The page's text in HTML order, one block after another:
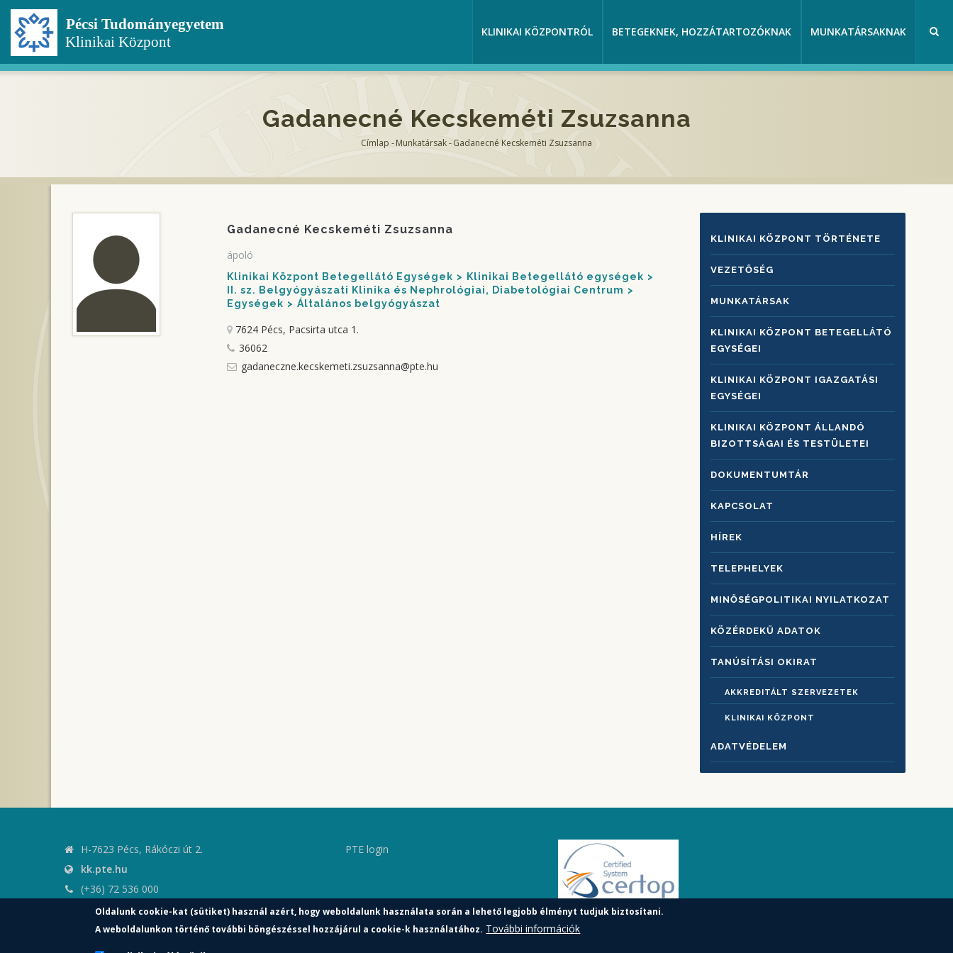
Ugrás
tartalomra
KLINIKAI KÖZPONTRÓL BETEGEKNEK, HOZZÁTARTOZÓKNAK MUNKATÁRSAKNAK
Gadanecné Kecskeméti Zsuzsanna
Címlap -Munkatársak-Gadanecné Kecskeméti Zsuzsanna
Gadanecné Kecskeméti Zsuzsanna
ápoló
Klinikai Központ Betegellátó Egységek
Klinikai Betegellátó egységek
II. sz. Belgyógyászati Klinika és Nephrológiai, Diabetológiai Centrum
Egységek
Általános belgyógyászat
7624 Pécs, Pacsirta utca 1.
36062
gadaneczne.kecskemeti.zsuzsanna@pte.hu
KLINIKAI
KÖZPONTRÓL
KLINIKAI KÖZPONT TÖRTÉNETE
VEZETŐSÉG
MUNKATÁRSAK
KLINIKAI KÖZPONT BETEGELLÁTÓ
EGYSÉGEI
KLINIKAI KÖZPONT IGAZGATÁSI
EGYSÉGEI
KLINIKAI KÖZPONT ÁLLANDÓ
BIZOTTSÁGAI ÉS TESTÜLETEI
DOKUMENTUMTÁR
KAPCSOLAT
HÍREK
TELEPHELYEK
MINŐSÉGPOLITIKAI NYILATKOZAT
KÖZÉRDEKŰ ADATOK
TANÚSÍTÁSI OKIRAT
AKKREDITÁLT SZERVEZETEK
KLINIKAI KÖZPONT
ADATVÉDELEM
H-7623 Pécs, Rákóczi út 2.
kk.pte.hu
(+36) 72 536 000
kk.elnoki.hivatal@pte.hu
pte.hu
PTE login
Oldalunk cookie-kat (sütiket) használ azért, hogy weboldalunk használata során a lehető legjobb élményt tudjuk biztosítani.
A weboldalunkon történő további böngészéssel hozzájárul a cookie-k használatához. További információk